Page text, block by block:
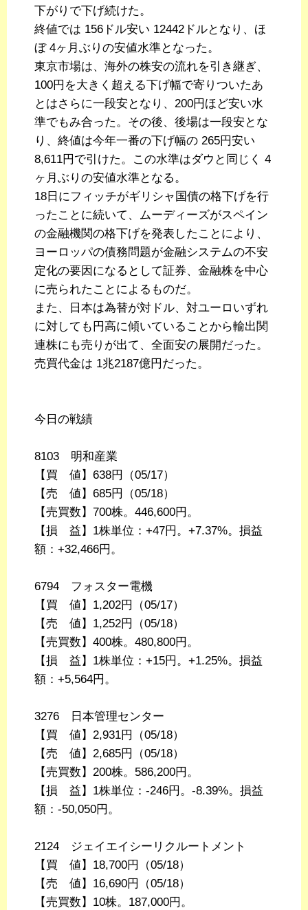
下がりで下げ続けた。
終値では 156ドル安い 12442ドルとなり、ほ
ぼ 4ヶ月ぶりの安値水準となった。
東京市場は、海外の株安の流れを引き継ぎ、
100円を大きく超える下げ幅で寄りついたあ
とはさらに一段安となり、200円ほど安い水
準でもみ合った。その後、後場は一段安とな
り、終値は今年一番の下げ幅の 265円安い
8,611円で引けた。この水準はダウと同じく 4
ヶ月ぶりの安値水準となる。
18日にフィッチがギリシャ国債の格下げを行
ったことに続いて、ムーディーズがスペイン
の金融機関の格下げを発表したことにより、
ヨーロッパの債務問題が金融システムの不安
定化の要因になるとして証券、金融株を中心
に売られたことによるものだ。
また、日本は為替が対ドル、対ユーロいずれ
に対しても円高に傾いていることから輸出関
連株にも売りが出て、全面安の展開だった。
売買代金は 1兆2187億円だった。
今日の戦績
8103 明和産業
【買 値】638円（05/17）
【売 値】685円（05/18）
【売買数】700株。446,600円。
【損 益】1株単位：+47円。+7.37%。損益
額：+32,466円。
6794 フォスター電機
【買 値】1,202円（05/17）
【売 値】1,252円（05/18）
【売買数】400株。480,800円。
【損 益】1株単位：+15円。+1.25%。損益
額：+5,564円。
3276 日本管理センター
【買 値】2,931円（05/18）
【売 値】2,685円（05/18）
【売買数】200株。586,200円。
【損 益】1株単位：-246円。-8.39%。損益
額：-50,050円。
2124 ジェイエイシーリクルートメント
【買 値】18,700円（05/18）
【売 値】16,690円（05/18）
【売買数】10株。187,000円。